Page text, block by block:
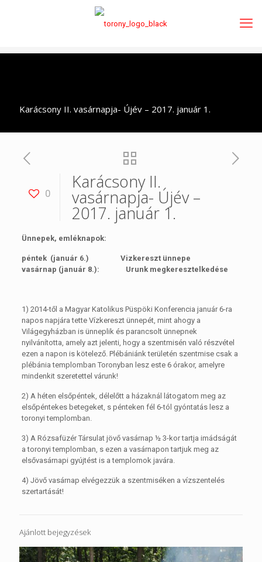
Karácsony II. vasárnapja- Újév – 2017. január 1.
0
Karácsony II.
vasárnapja- Újév –
2017. január 1.
Ünnepek, emléknapok:
péntek (január 6.) Vizkereszt ünnepe
vasárnap (január 8.): Urunk megkeresztelkedése
1) 2014-től a Magyar Katolikus Püspöki Konferencia január 6-ra
napos napjára tette Vízkereszt ünnepét, mint ahogy a
Világegyházban is ünneplik és parancsolt ünnepnek
nyilvánította, amely azt jelenti, hogy a szentmisén való részvétel
ezen a napon is kötelező. Plébániánk területén szentmise csak a
plébánia templomban Toronyban lesz este 6 órakor, amelyre
mindenkit szeretettel várunk!
2) A héten elsőpéntek, délelőtt a házaknál látogatom meg az
elsőpéntekes betegeket, s pénteken fél 6-tól gyóntatás lesz a
toronyi templomban.
3) A Rózsafüzér Társulat jövő vasárnap ½ 3-kor tartja imádságát
a toronyi templomban, s ezen a vasárnapon tartjuk meg az
elsővasárnapi gyújtést is a templomok javára.
4) Jövő vasárnap elvégezzük a szentmiséken a vízszentelés
szertartását!
Ajánlott bejegyzések